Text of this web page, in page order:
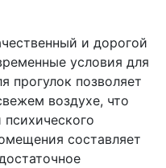
и дорогой
условия для
прогулок позволяет
воздухе, что
составляет